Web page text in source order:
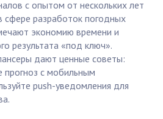
с опытом от нескольких лет
сфере разработок погодных
экономию времени и
результата «под ключ».
дают ценные советы:
прогноз с мобильным
push-уведомления для